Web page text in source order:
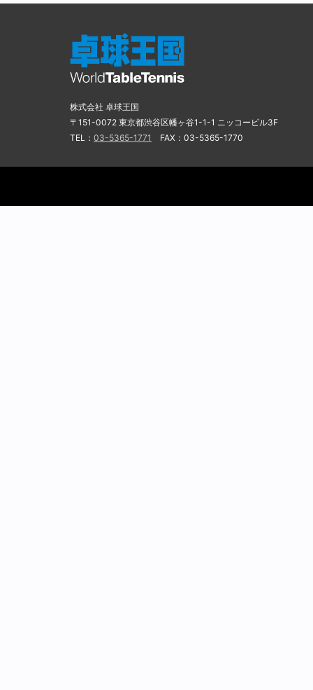
株式会社 卓球王国
〒151-0072 東京都渋谷区幡ヶ谷1-1-1 ニッコービル3F
TEL： 03-5365-1771 FAX：03-5365-1770